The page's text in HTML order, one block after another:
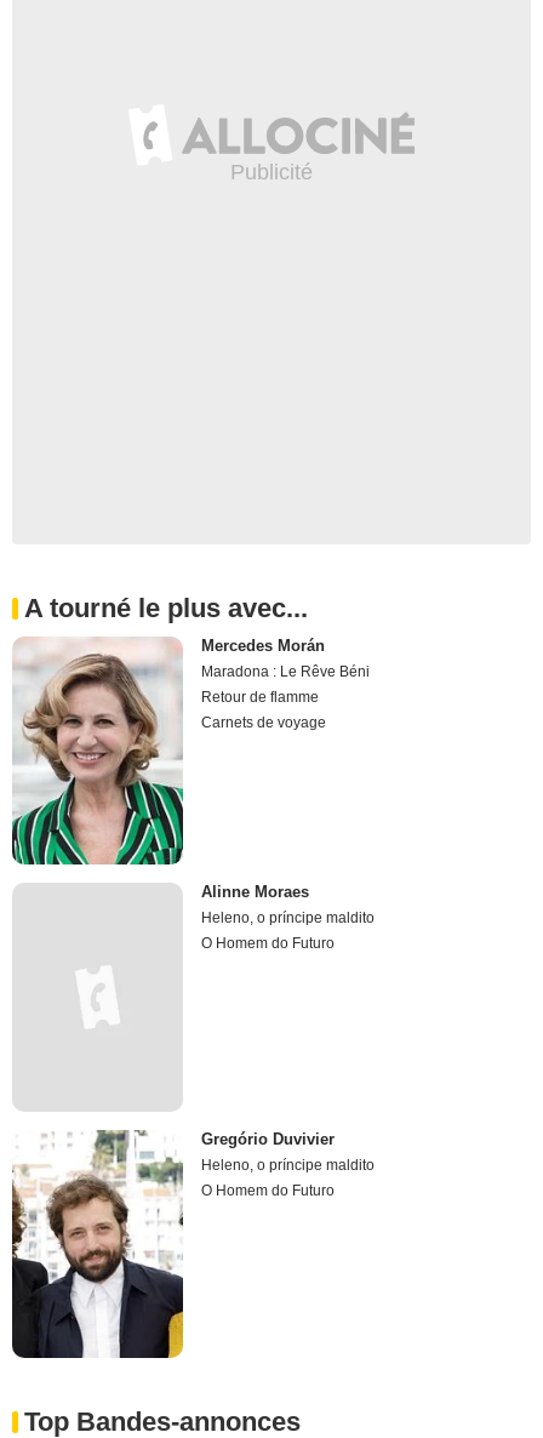
A tourné le plus avec...
Mercedes Morán
Maradona : Le Rêve Béni
Retour de flamme
Carnets de voyage
Alinne Moraes
Heleno, o príncipe maldito
O Homem do Futuro
Gregório Duvivier
Heleno, o príncipe maldito
O Homem do Futuro
Top Bandes-annonces